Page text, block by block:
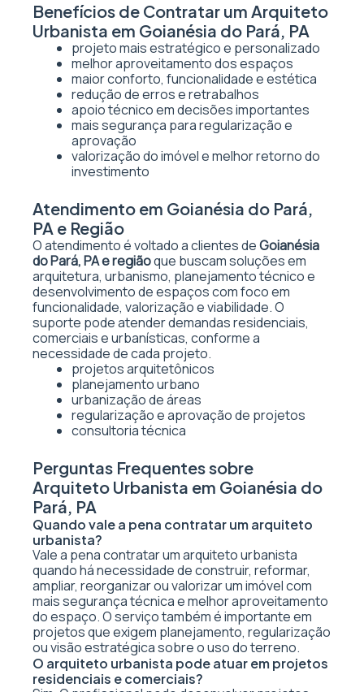
Benefícios de Contratar um Arquiteto
Urbanista em Goianésia do Pará, PA
projeto mais estratégico e personalizado
melhor aproveitamento dos espaços
maior conforto, funcionalidade e estética
redução de erros e retrabalhos
apoio técnico em decisões importantes
mais segurança para regularização e
aprovação
valorização do imóvel e melhor retorno do
investimento
Atendimento em Goianésia do Pará,
PA e Região
O atendimento é voltado a clientes deGoianésia
do Pará, PA e regiãoque buscam soluções em
arquitetura, urbanismo, planejamento técnico e
desenvolvimento de espaços com foco em
funcionalidade, valorização e viabilidade. O
suporte pode atender demandas residenciais,
comerciais e urbanísticas, conforme a
necessidade de cada projeto.
projetos arquitetônicos
planejamento urbano
urbanização de áreas
regularização e aprovação de projetos
consultoria técnica
Perguntas Frequentes sobre
Arquiteto Urbanista em Goianésia do
Pará, PA
Quando vale a pena contratar um arquiteto
urbanista?
Vale a pena contratar um arquiteto urbanista
quando há necessidade de construir, reformar,
ampliar, reorganizar ou valorizar um imóvel com
mais segurança técnica e melhor aproveitamento
do espaço. O serviço também é importante em
projetos que exigem planejamento, regularização
ou visão estratégica sobre o uso do terreno.
O arquiteto urbanista pode atuar em projetos
residenciais e comerciais?